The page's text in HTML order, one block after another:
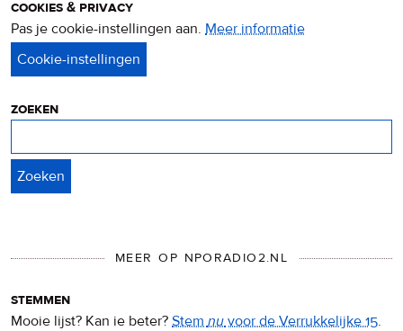
cookies & privacy
Pas je cookie-instellingen aan. Meer informatie
zoeken
MEER OP NPORADIO2.NL
stemmen
Mooie lijst? Kan ie beter? Stemnuvoor de Verrukkelijke 15.